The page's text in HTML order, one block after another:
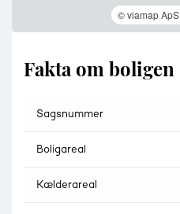
© viamap ApS
Fakta om boligen
Sagsnummer
Boligareal
Kælderareal